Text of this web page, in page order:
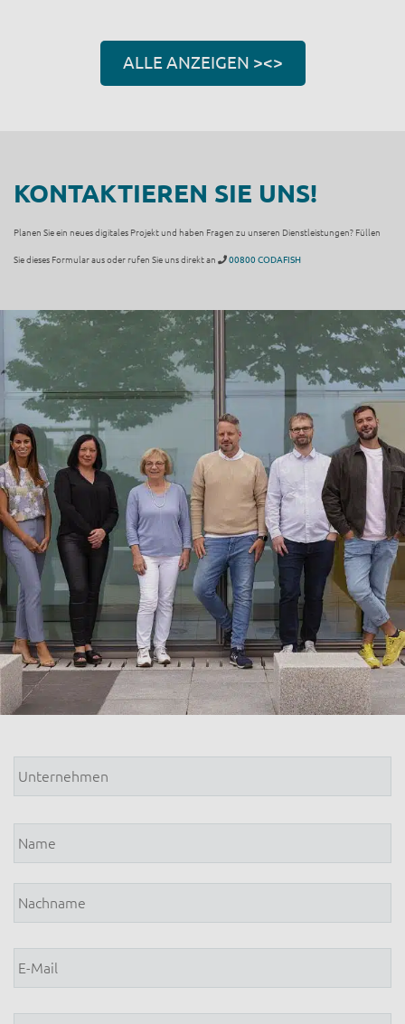
ALLE ANZEIGEN ><>
KONTAKTIEREN SIE UNS!
Planen Sie ein neues digitales Projekt und haben Fragen zu unseren Dienstleistungen? Füllen
Sie dieses Formular aus oder rufen Sie uns direkt an 00800 CODAFISH
Unternehmen *
Name *
E-
Mail *
Telefon